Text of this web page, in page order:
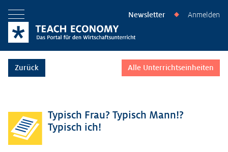
Menü öffnen Newsletter ◆ Anmelden
Zurück Alle Unterrichtseinheiten
Typisch Frau? Typisch Mann!?
Typisch ich!